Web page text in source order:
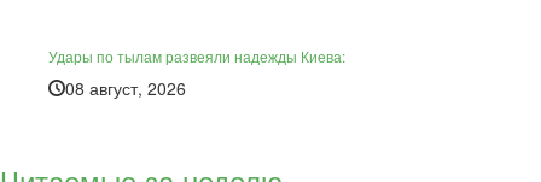
Удары по тылам развеяли надежды Киева:
08 август, 2026